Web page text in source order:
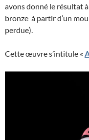
avons donné le résultat
bronze à partir d’un
perdue).
Cette œuvre s’intitule «